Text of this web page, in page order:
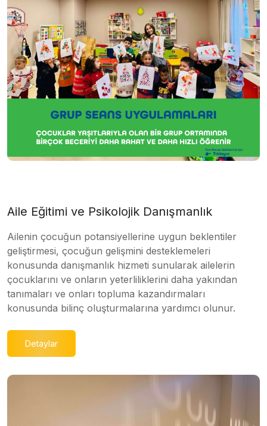
Aile Eğitimi ve Psikolojik Danışmanlık
Ailenin çocuğun potansiyellerine uygun beklentiler
geliştirmesi, çocuğun gelişmini desteklemeleri
konusunda danışmanlık hizmeti sunularak ailelerin
çocuklarını ve onların yeterliliklerini daha yakından
tanımaları ve onları topluma kazandırmaları
konusunda bilinç oluşturmalarına yardımcı olunur.
Detaylar